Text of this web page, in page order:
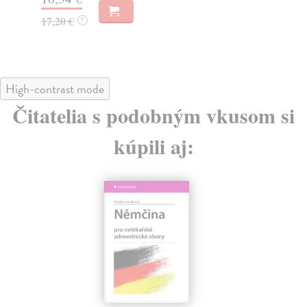
23,00 € ?
High-contrast mode
Čitatelia s podobným vkusom si
kúpili aj: